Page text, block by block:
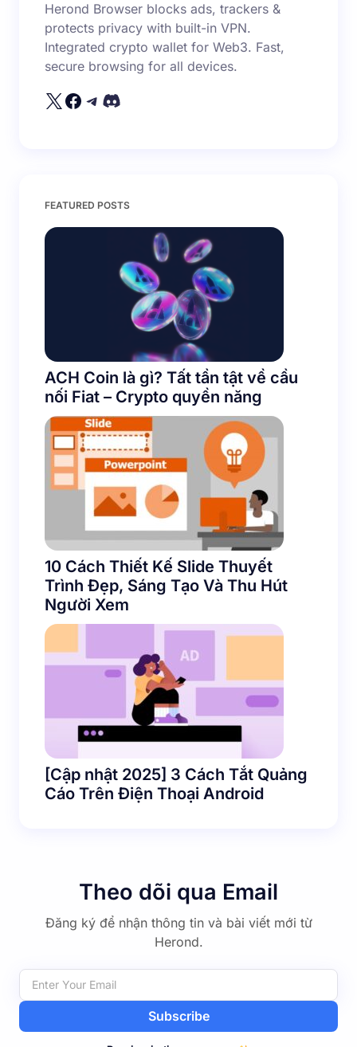
Herond Browser blocks ads, trackers &
protects privacy with built-in VPN.
Integrated crypto wallet for Web3. Fast,
secure browsing for all devices.
FEATURED POSTS
ACH Coin là gì? Tất tần tật về cầu
nối Fiat – Crypto quyền năng
10 Cách Thiết Kế Slide Thuyết
Trình Đẹp, Sáng Tạo Và Thu Hút
Người Xem
[Cập nhật 2025] 3 Cách Tắt Quảng
Cáo Trên Điện Thoại Android
Theo dõi qua Email
Đăng ký để nhận thông tin và bài viết mới từ
Herond.
Subscribe